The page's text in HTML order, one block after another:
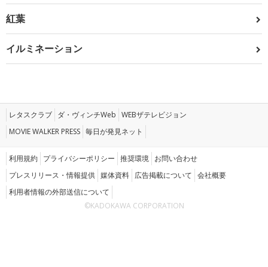
紅葉
イルミネーション
レタスクラブ ダ・ヴィンチWeb WEBザテレビジョン
MOVIE WALKER PRESS 毎日が発見ネット
利用規約 プライバシーポリシー 推奨環境 お問い合わせ
プレスリリース・情報提供 媒体資料 広告掲載について 会社概要
利用者情報の外部送信について
©KADOKAWA CORPORATION